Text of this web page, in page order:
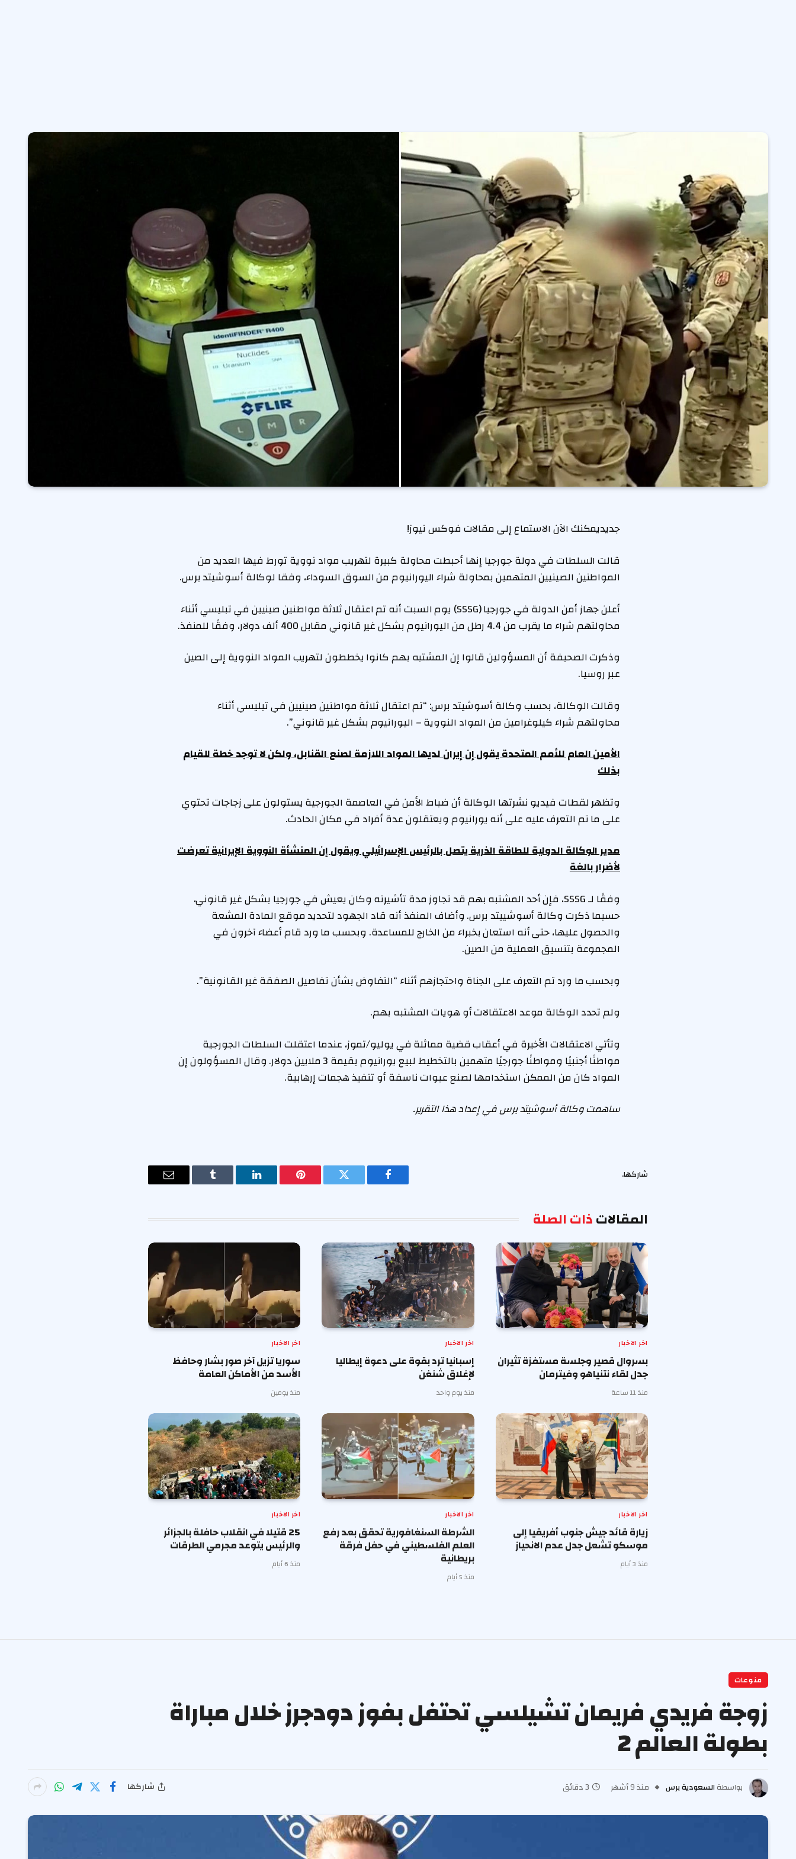
جديديمكنك الآن الاستماع إلى مقالات فوكس نيوز!
قالت السلطات في دولة جورجيا إنها أحبطت محاولة كبيرة لتهريب مواد نووية تورط فيها العديد من
المواطنين الصينيين المتهمين بمحاولة شراء اليورانيوم من السوق السوداء، وفقا لوكالة أسوشيتد برس.
أعلن جهاز أمن الدولة في جورجيا (SSSG) يوم السبت أنه تم اعتقال ثلاثة مواطنين صينيين في تبليسي أثناء
محاولتهم شراء ما يقرب من 4.4 رطل من اليورانيوم بشكل غير قانوني مقابل 400 ألف دولار، وفقًا للمنفذ.
وذكرت الصحيفة أن المسؤولين قالوا إن المشتبه بهم كانوا يخططون لتهريب المواد النووية إلى الصين
عبر روسيا.
وقالت الوكالة، بحسب وكالة أسوشيتد برس: “تم اعتقال ثلاثة مواطنين صينيين في تبليسي أثناء
محاولتهم شراء كيلوغرامين من المواد النووية – اليورانيوم بشكل غير قانوني”.
الأمين العام للأمم المتحدة يقول إن إيران لديها المواد اللازمة لصنع القنابل، ولكن لا توجد خطة للقيام
بذلك
وتظهر لقطات فيديو نشرتها الوكالة أن ضباط الأمن في العاصمة الجورجية يستولون على زجاجات تحتوي
على ما تم التعرف عليه على أنه يورانيوم ويعتقلون عدة أفراد في مكان الحادث.
مدير الوكالة الدولية للطاقة الذرية يتصل بالرئيس الإسرائيلي ويقول إن المنشأة النووية الإيرانية تعرضت
لأضرار بالغة
وفقًا لـ SSSG، فإن أحد المشتبه بهم قد تجاوز مدة تأشيرته وكان يعيش في جورجيا بشكل غير قانوني،
حسبما ذكرت وكالة أسوشييتد برس. وأضاف المنفذ أنه قاد الجهود لتحديد موقع المادة المشعة
والحصول عليها، حتى أنه استعان بخبراء من الخارج للمساعدة. وبحسب ما ورد قام أعضاء آخرون في
المجموعة بتنسيق العملية من الصين.
وبحسب ما ورد تم التعرف على الجناة واحتجازهم أثناء “التفاوض بشأن تفاصيل الصفقة غير القانونية”.
ولم تحدد الوكالة موعد الاعتقالات أو هويات المشتبه بهم.
وتأتي الاعتقالات الأخيرة في أعقاب قضية مماثلة في يوليو/تموز، عندما اعتقلت السلطات الجورجية
مواطنًا أجنبيًا ومواطنًا جورجيًا متهمين بالتخطيط لبيع يورانيوم بقيمة 3 ملايين دولار. وقال المسؤولون إن
المواد كان من الممكن استخدامها لصنع عبوات ناسفة أو تنفيذ هجمات إرهابية.
ساهمت وكالة أسوشيتد برس في إعداد هذا التقرير.
شاركها.
فيسبوك تويتر بينتيريستلينكدإن Tumblr
البريد
المقالاتذات الصلة
اخر الاخبار
بسروال قصير وجلسة مستفزة تثيران
جدل لقاء نتنياهو وفيترمان
منذ 11 ساعة
اخر الاخبار
إسبانيا ترد بقوة على دعوة إيطاليا
لإغلاق شنغن
منذ يوم واحد
اخر الاخبار
سوريا تزيل آخر صور بشار وحافظ
الأسد من الأماكن العامة
منذ يومين
اخر الاخبار
زيارة قائد جيش جنوب أفريقيا إلى
موسكو تشعل جدل عدم الانحياز
منذ 3 أيام
اخر الاخبار
الشرطة السنغافورية تحقق بعد رفع
العلم الفلسطيني في حفل فرقة
بريطانية
منذ 5 أيام
اخر الاخبار
25 قتيلا في انقلاب حافلة بالجزائر
والرئيس يتوعد مجرمي الطرقات
منذ 6 أيام
منوعات
زوجة فريدي فريمان تشيلسي تحتفل بفوز دودجرز خلال مباراة
بطولة العالم 2
بواسطة السعودية برس منذ 9 أشهر 3 دقائق شاركها